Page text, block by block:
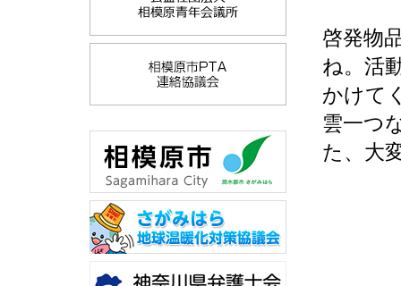
啓発物
ね。活
かけて
雲一つ
た、大